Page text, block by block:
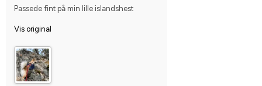
Passede fint på min lille islandshest
Vis original